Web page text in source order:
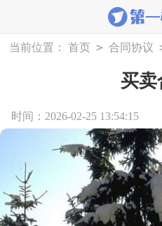
当前位置： 首页 > 合同协议
买卖
时间：2026-02-25 13:54:15